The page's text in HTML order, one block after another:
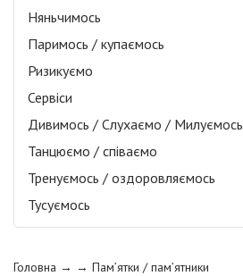
Няньчимось
Паримось / купаємось
Ризикуємо
Сервіси
Дивимось / Слухаємо / Милуємось
Танцюємо / співаємо
Тренуємось / оздоровляємось
Тусуємось
Головна → → Пам’ятки / пам’ятники